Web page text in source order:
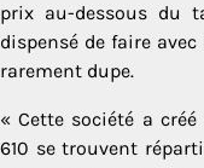
prix au-dessous du
dispensé de faire
rarement dupe.
« Cette société a
610 se trouvent